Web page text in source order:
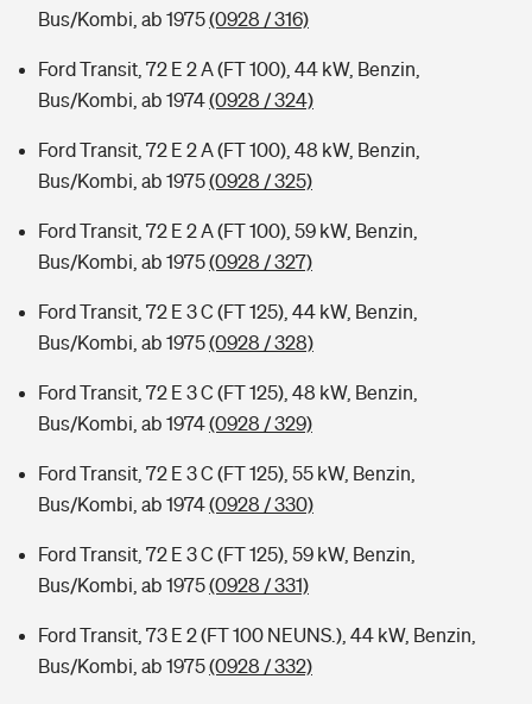
Bus/Kombi, ab 1975(0928 / 316)
Ford Transit, 72 E 2 A (FT 100), 44 kW, Benzin,
Bus/Kombi, ab 1974(0928 / 324)
Ford Transit, 72 E 2 A (FT 100), 48 kW, Benzin,
Bus/Kombi, ab 1975(0928 / 325)
Ford Transit, 72 E 2 A (FT 100), 59 kW, Benzin,
Bus/Kombi, ab 1975(0928 / 327)
Ford Transit, 72 E 3 C (FT 125), 44 kW, Benzin,
Bus/Kombi, ab 1975(0928 / 328)
Ford Transit, 72 E 3 C (FT 125), 48 kW, Benzin,
Bus/Kombi, ab 1974(0928 / 329)
Ford Transit, 72 E 3 C (FT 125), 55 kW, Benzin,
Bus/Kombi, ab 1974(0928 / 330)
Ford Transit, 72 E 3 C (FT 125), 59 kW, Benzin,
Bus/Kombi, ab 1975(0928 / 331)
Ford Transit, 73 E 2 (FT 100 NEUNS.), 44 kW, Benzin,
Bus/Kombi, ab 1975(0928 / 332)